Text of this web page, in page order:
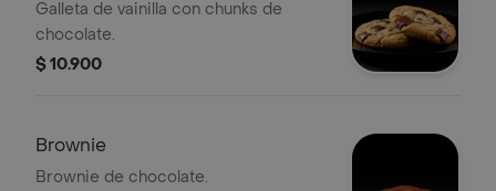
Galleta de vainilla con chunks de
chocolate.
$ 10.900
Brownie
Brownie de chocolate.